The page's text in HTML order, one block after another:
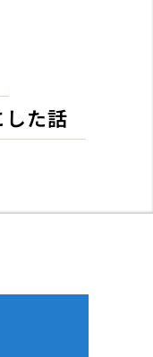
た話